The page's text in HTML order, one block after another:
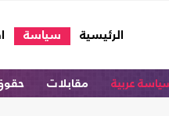
الرئيسية
(current) سياسة
عربية مقابلات